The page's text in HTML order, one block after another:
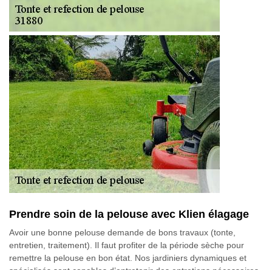
Prendre soin de la pelouse avec Klien élagage
Avoir une bonne pelouse demande de bons travaux (tonte,
entretien, traitement). Il faut profiter de la période sèche pour
remettre la pelouse en bon état. Nos jardiniers dynamiques et